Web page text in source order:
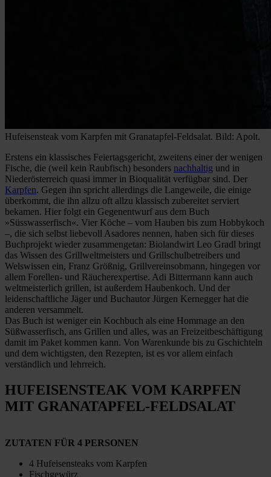
Hufeisensteak vom Karpfen mit Granatapfel-Feldsalat. Bild: Apolt.
Erstens ein klassisches Feiertagsgericht, zweitens einer der wenigen
Fische, die (weil kein Raubfisch) besonders nachhaltig und in
Niederösterreich quasi immer in Bioqualität verfügbar sind. Der
Karpfen. Gegen ihn spricht allerdings die Langeweile, die einige
überkommt, die ihn allzu oft allzu klassisch zubereitet serviert
bekamen. Hier folgt ein Gegenentwurf aus dem Buch
»Süsswasserfisch«. Vier Köche – vom Hauben bis zum Hobbykoch
–, die sich selbst liebevoll Asadores nennen, haben sich für dieses
Buchprojekt wieder zusammengetan: Biolandwirt Leo Gradl bringt
das Wissen des Grillweltmeisters und Grillschulbetreibers und
Welswissen ein, Franz Größnig, Grillvereinsobmann, hingegen vor
allem Forellen- und Räucherexpertise. Adi Bittermann kann auch
weltmeisterlich grillen, ist außerdem Haubenkoch. Und der
leidenschaftliche Jäger und Buchautor Jürgen Kernegger hat die
anderen versammelt.
Das Buch ist weniger ein Kochbuch als eine Hommage an den
Süßwasserfisch, ans Grillen und alles, was an Freizeitbeschäftigung
damit im Paket kommen kann. Von Warenkunde bis zu Gschichteln
und dem wichtigsten, den Rezepten, ist es vor allem einfach
verständlich und lehrreich.
HUFEISENSTEAK VOM KARPFEN
MIT GRANATAPFEL-FELDSALAT
ZUTATEN FÜR 4 PERSONEN
4 Hufeisensteaks vom Karpfen
Fischgewürz